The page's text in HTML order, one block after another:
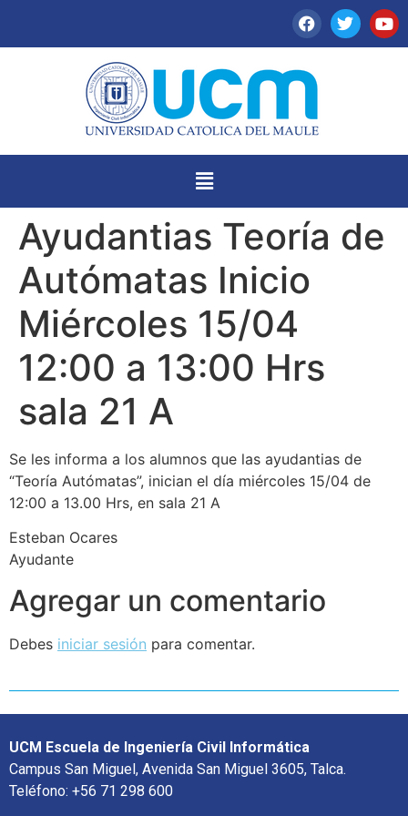
Ayudantias Teoría de
Autómatas Inicio
Miércoles 15/04
12:00 a 13:00 Hrs
sala 21 A
Se les informa a los alumnos que las ayudantias de
“Teoría Autómatas”, inician el día miércoles 15/04 de
12:00 a 13.00 Hrs, en sala 21 A
Esteban Ocares
Ayudante
Agregar un comentario
Debes iniciar sesión para comentar.
UCM Escuela de Ingeniería Civil Informática
Campus San Miguel, Avenida San Miguel 3605, Talca.
Teléfono: +56 71 298 600